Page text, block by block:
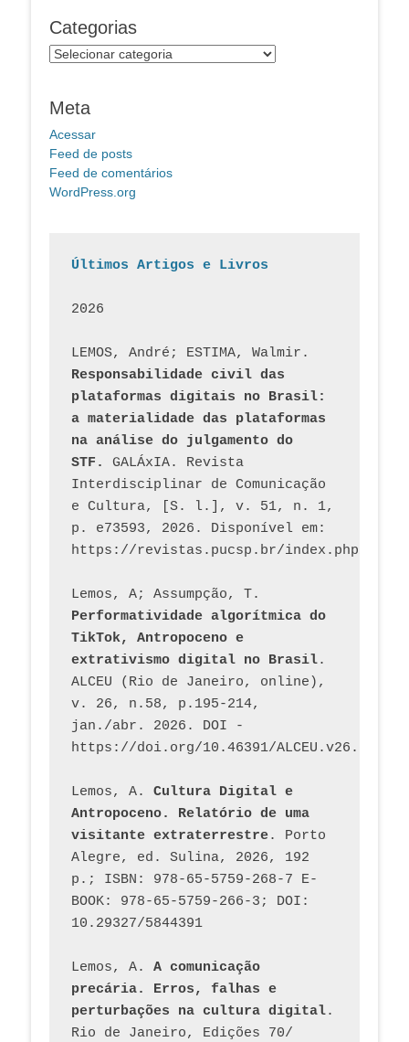
Categorias
Categorias
Meta
Acessar
Feed de posts
Feed de comentários
WordPress.org
Últimos Artigos e Livros
2026
Responsabilidade civil das
plataformas digitais no Brasil:
a materialidade das plataformas
na análise do julgamento do
STF.
GALÁxIA. Revista
Interdisciplinar de Comunicação
e Cultura, [S. l.], v. 51, n. 1,
p. e73593, 2026. Disponível em:
Performatividade algorítmica do
TikTok, Antropoceno e
extrativismo digital no Brasil.
ALCEU (Rio de Janeiro, online),
v. 26, n.58, p.195-214,
jan./abr. 2026. DOI -
https://doi.org/10.46391/
Lemos, A. Cultura Digital e
Antropoceno. Relatório de uma
visitante extraterrestre. Porto
Alegre, ed. Sulina, 2026, 192
p.; ISBN: 978-65-5759-268-7 E-
BOOK: 978-65-5759-266-3; DOI:
10.29327/5844391
Lemos, A. A comunicação
precária. Erros, falhas e
perturbações na cultura digital.
Rio de Janeiro, Edições 70/